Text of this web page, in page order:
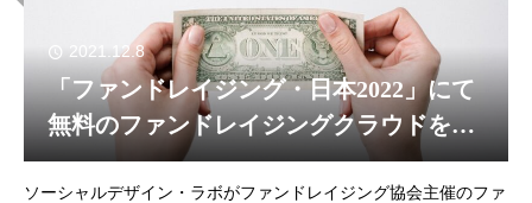
2021.12.8
「ファンドレイジング・日本2022」にて
無料のファンドレイジングクラウドを公
開
ソーシャルデザイン・ラボがファンドレイジング協会主催のファ